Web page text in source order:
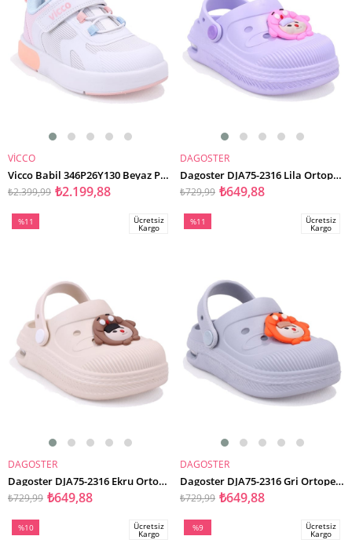
SEPETE EKLE
VİCCO
Vicco Babil 346P26Y130 Beyaz Pembe Ortopedik Günlük Işıklı Kız Çocuk Spor Ayakkabı
₺2.199,88
₺2.399,99
SEPETE EKLE
DAGOSTER
Dagoster DJA75-2316 Lila Ortopedik Günlük Işıklı Kız Çocuk Cross Spor Terlik
₺649,88
₺729,99
SEPETE EKLE
%11
Ücretsiz
Kargo
DAGOSTER
Dagoster DJA75-2316 Ekru Ortopedik Günlük Işıklı Erkek Çocuk Cross Spor Terlik
₺649,88
₺729,99
SEPETE EKLE
%11
Ücretsiz
Kargo
DAGOSTER
Dagoster DJA75-2316 Gri Ortopedik Günlük Işıklı Erkek Çocuk Cross Spor Terlik
₺649,88
₺729,99
%10
Ücretsiz
Kargo
%9
Ücretsiz
Kargo